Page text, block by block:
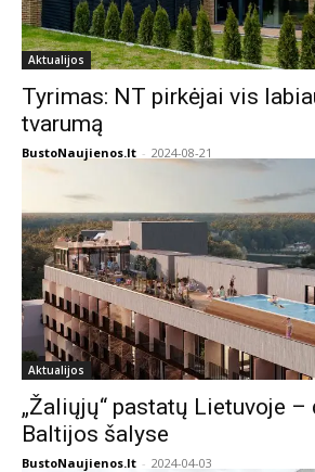
Aktualijos
Tyrimas: NT pirkėjai vis
tvarumą
BustoNaujienos.lt - 2024-08-21
Aktualijos
„Žaliųjų“ pastatų Lietuvoje –
Baltijos šalyse
BustoNaujienos.lt - 2024-04-03